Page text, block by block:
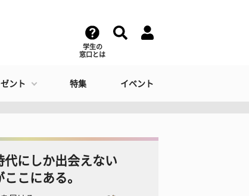
学生の
窓口とは
ント 特集 イベント
代にしか出会えない
こにある。